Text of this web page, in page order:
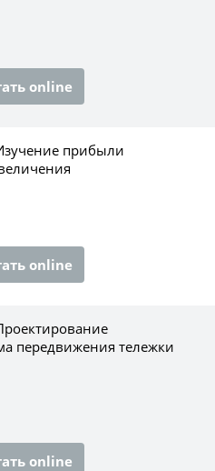
online
прибыли
online
передвижения тележки
online